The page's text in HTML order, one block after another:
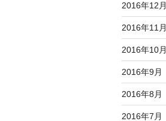
2016年12月
2016年11月
2016年10月
2016年9月
2016年8月
2016年7月